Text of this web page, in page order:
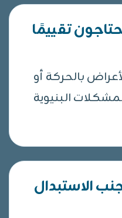
تقييمًا
بالحركة أو
البنيوية
الاستبدال